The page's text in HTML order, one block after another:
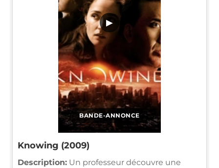
BANDE-ANNONCE
▶
Knowing (2009)
Description: Un professeur découvre une